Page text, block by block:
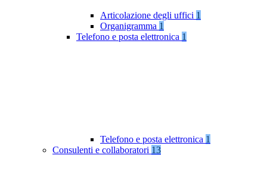
Articolazione degli uffici 1
Organigramma 1
Telefono e posta elettronica 1
Telefono e posta elettronica 1
Consulenti e collaboratori 13